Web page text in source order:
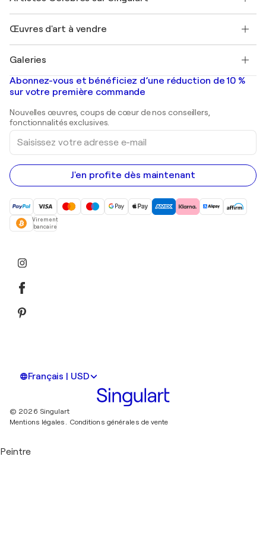
+33 1 76 44 06 42
Emplois
Découvrez une sélection d'art original
Marc Chagall
Banksy
Mr. Brainwash
Shepard Fairey
Œuvres d'art à vendre
Tableaux abstraits à vendre
Peintures de paysage
Estampes
Peintures acryliques
Galeries
Galeries d'art en France
Galeries d'art en Belgique
Abonnez-vous et bénéficiez d’une réduction de 10 %
sur votre première commande
Nouvelles œuvres, coups de cœur de nos conseillers,
fonctionnalités exclusives.
Saisissez
votre
adresse
e-
mail
J'en profite dès maintenant
Virement
bancaire
Français | USD
© 2026 Singulart
Mentions légales.
Conditions générales de vente
Peintre